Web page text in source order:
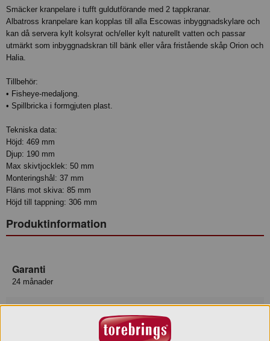
Smäcker kranpelare i tufft guldutförande med 2 tappkranar.
Albatross kranpelare kan kopplas till alla Escowas inbyggnadskylare och
kan då servera kylt kolsyrat och/eller kylt naturellt vatten och passar
utmärkt som inbyggnadskran till bänk eller våra fristående skåp Orion och
Halia.
Tillbehör:
• Fisheye-medaljong.
• Spillbricka i formgjuten plast.
Tekniska data:
Höjd: 469 mm
Djup: 190 mm
Max skivtjocklek: 50 mm
Monteringshål: 37 mm
Fläns mot skiva: 85 mm
Höjd till tappning: 306 mm
Produktinformation
Garanti
24 månader
Varumärke